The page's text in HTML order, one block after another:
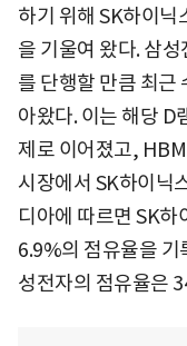
하기 위해 SK하이닉
을 기울여 왔다. 삼
를 단행할 만큼 최근
아왔다. 이는 해당 D
제로 이어졌고,
시장에서 SK하이닉
디아에 따르면 SK
6.9%의 점유율을 기
성전자의 점유율은